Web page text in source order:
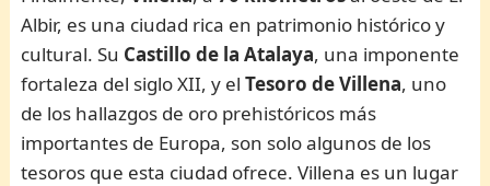
Albir, es una ciudad rica en patrimonio histórico y
cultural. Su Castillo de la Atalaya, una imponente
fortaleza del siglo XII, y elTesoro de Villena, uno
de los hallazgos de oro prehistóricos más
importantes de Europa, son solo algunos de los
tesoros que esta ciudad ofrece. Villena es un lugar